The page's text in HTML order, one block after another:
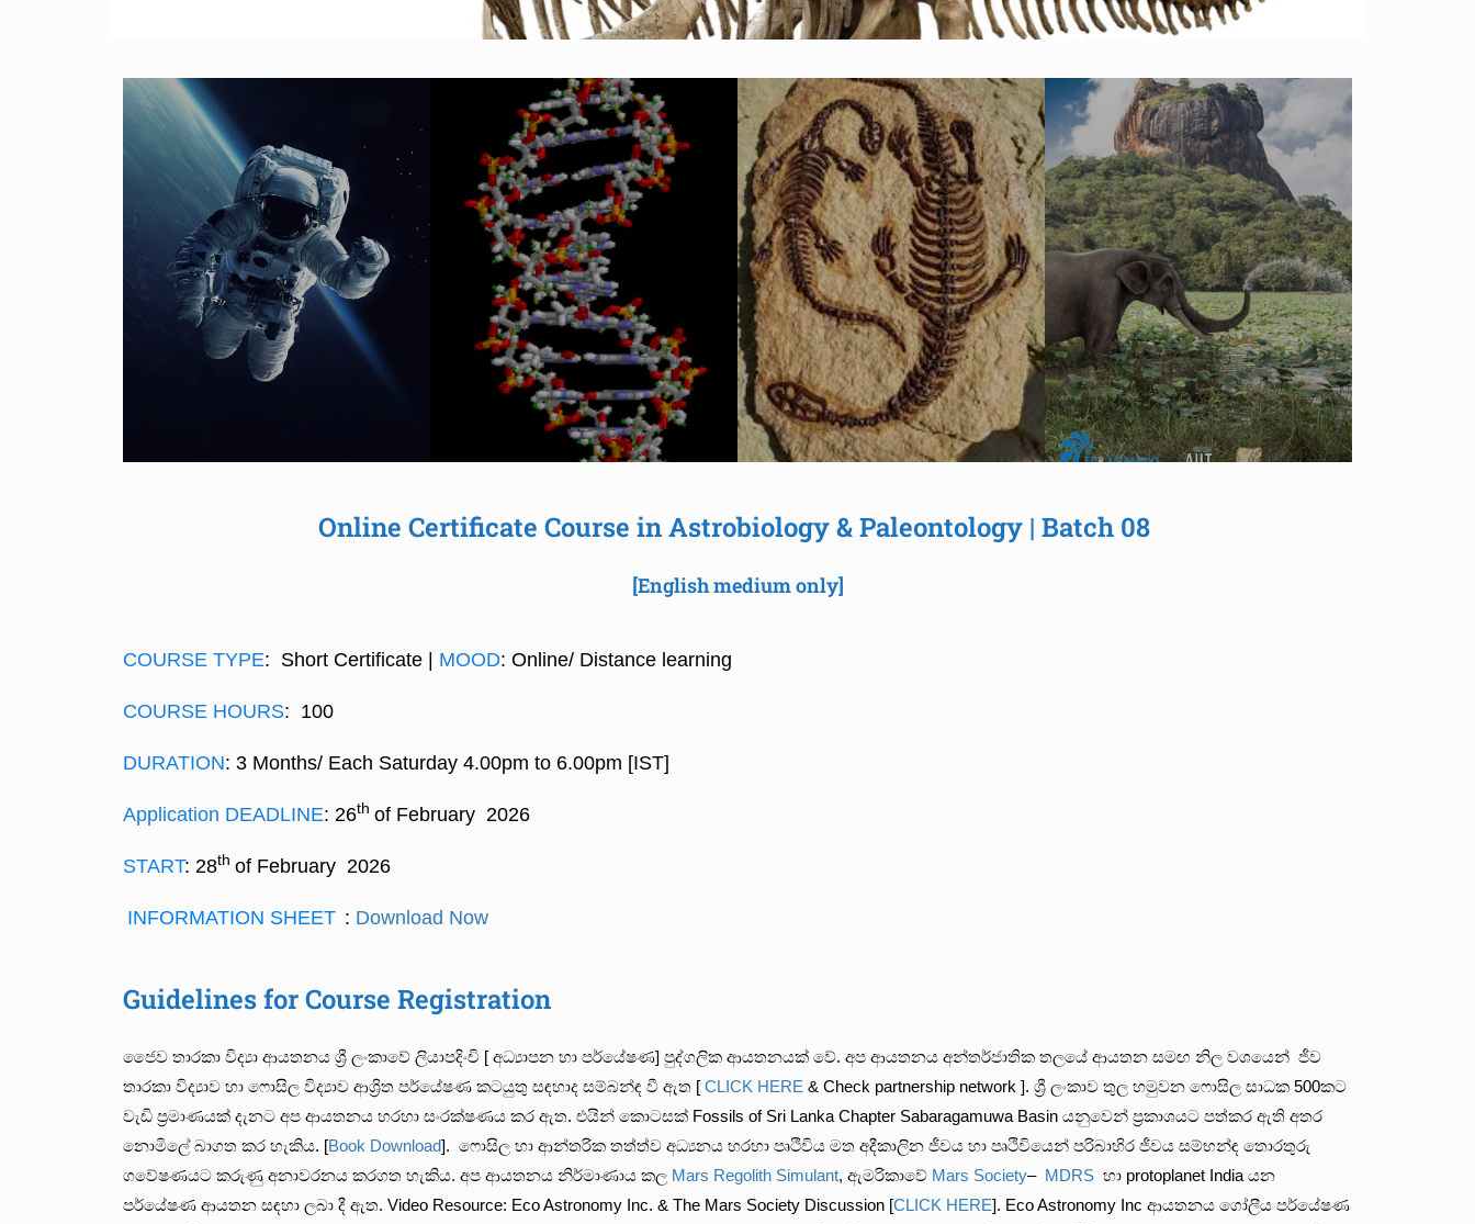
Online Certificate Course in Astrobiology & Paleontology | Batch 08
[English medium only]
COURSE TYPE: Short Certificate | MOOD: Online/ Distance learning
COURSE HOURS: 100
DURATION: 3 Months/ Each Saturday 4.00pm to 6.00pm [IST]
Application DEADLINE: 26th of February 2026
START: 28th of February 2026
INFORMATION SHEET : Download Now
Guidelines for Course Registration
ජෛව තාරකා විද්‍යා ආයතනය ශ්‍රී ලංකාවේ ලියාපදිංචි [ අධ්‍යාපන හා පර්යේෂණ] පුද්ගලික ආයතනයක් වේ. අප ආයතනය අන්තර්ජාතික තලයේ ආයතන සමඟ නිල වශයෙන් ජීව
තාරකා විද්‍යාව හා ෆොසිල විද්‍යාව ආශ්‍රිත පර්යේෂණ කටයුතු සඳහාද සම්බන්ඳ වී ඇත [ CLICK HERE & Check partnership network ]. ශ්‍රී ලංකාව තුල හමුවන ෆොසිල සාධක 500කට
වැඩි ප්‍රමාණයක් දැනට අප ආයතනය හරහා සංරක්ෂණය කර ඇත. එයින් කොටසක් Fossils of Sri Lanka Chapter Sabaragamuwa Basin යනුවෙන් ප්‍රකාශයට පත්කර ඇති අතර
නොමිලේ බාගත කර හැකිය. [Book Download]. ෆොසිල හා ආන්තරික තත්ත්ව අධ්‍යනය හරහා පෘථිවිය මත අදීකාලින ජීවය හා පෘථිවියෙන් පරිබාහිර ජීවය සම්භන්ඳ තොරතුරු
ගවේෂණයට කරුණු අනාවරනය කරගත හැකිය. අප ආයතනය නිර්මාණාය කල Mars Regolith Simulant, ඇමරිකාවේ Mars Society– MDRS හා protoplanet India යන
පර්යේෂණ ආයතන සඳහා ලබා දී ඇත. Video Resource: Eco Astronomy Inc. & The Mars Society Discussion [CLICK HERE]. Eco Astronomy Inc ආයතනය ගෝලීය පර්යේෂණ